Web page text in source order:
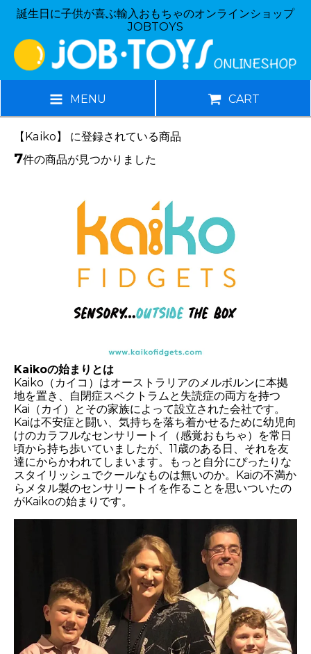
誕生日に子供が喜ぶ輸入おもちゃのオンラインショップ
JOBTOYS
MENU CART
【Kaiko】 に登録されている商品
7件の商品が見つかりました
Kaikoの始まりとは
Kaiko（カイコ）はオーストラリアのメルボルンに本拠
地を置き、自閉症スペクトラムと失読症の両方を持つ
Kai（カイ）とその家族によって設立された会社です。
Kaiは不安症と闘い、気持ちを落ち着かせるために幼児向
けのカラフルなセンサリートイ（感覚おもちゃ）を常日
頃から持ち歩いていましたが、11歳のある日、それを友
達にからかわれてしまいます。もっと自分にぴったりな
スタイリッシュでクールなものは無いのか。Kaiの不満か
らメタル製のセンサリートイを作ることを思いついたの
がKaikoの始まりです。